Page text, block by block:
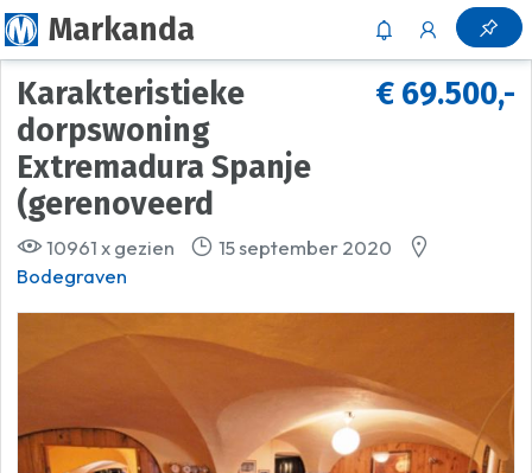
Markanda
€ 69.500,-
Karakteristieke
dorpswoning
Extremadura Spanje
(gerenoveerd
10961 x gezien
15 september 2020
Bodegraven